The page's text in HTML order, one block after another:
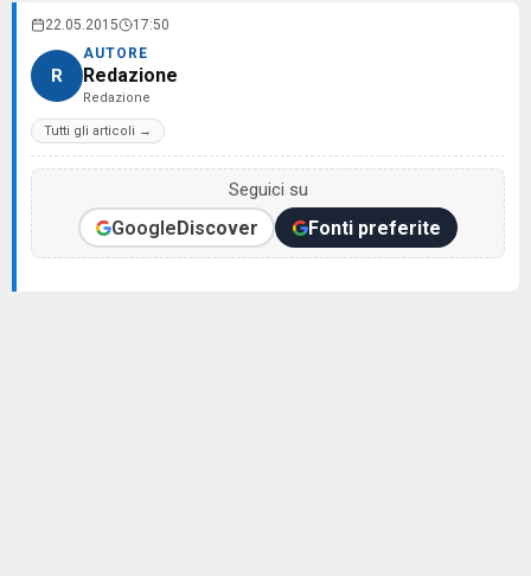
22.05.2015 17:50
R
AUTORE
Redazione
Redazione
Tutti gli articoli →
Seguici su
GoogleDiscover Fonti preferite